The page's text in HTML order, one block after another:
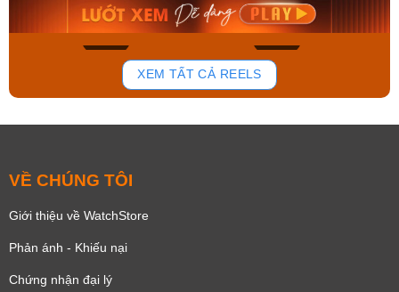
195
Mua ngay Mua ngay
XEM TẤT CẢ REELS
VỀ CHÚNG TÔI
Giới thiệu về WatchStore
Phản ánh - Khiếu nại
Chứng nhận đại lý